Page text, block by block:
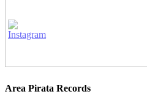
Area Pirata Records